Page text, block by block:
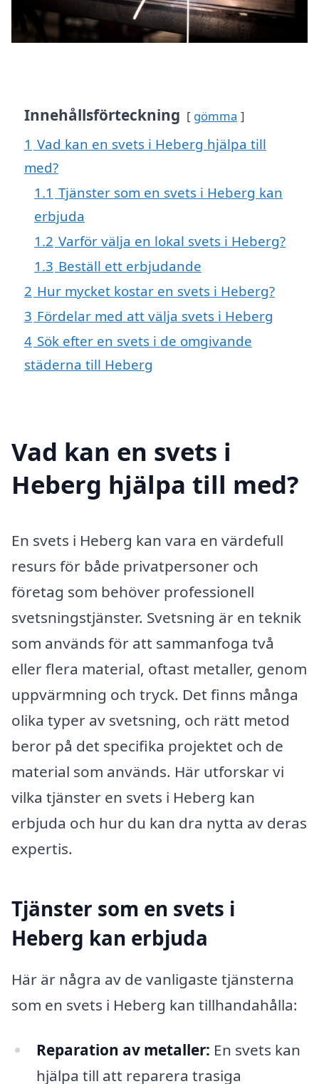
Innehållsförteckning gömma
1 Vad kan en svets i Heberg hjälpa till
med?
1.1 Tjänster som en svets i Heberg kan
erbjuda
1.2 Varför välja en lokal svets i Heberg?
1.3 Beställ ett erbjudande
2 Hur mycket kostar en svets i Heberg?
3 Fördelar med att välja svets i Heberg
4 Sök efter en svets i de omgivande
städerna till Heberg
Vad kan en svets i
Heberg hjälpa till med?
En svets i Heberg kan vara en värdefull
resurs för både privatpersoner och
företag som behöver professionell
svetsningstjänster. Svetsning är en teknik
som används för att sammanfoga två
eller flera material, oftast metaller, genom
uppvärmning och tryck. Det finns många
olika typer av svetsning, och rätt metod
beror på det specifika projektet och de
material som används. Här utforskar vi
vilka tjänster en svets i Heberg kan
erbjuda och hur du kan dra nytta av deras
expertis.
Tjänster som en svets i
Heberg kan erbjuda
Här är några av de vanligaste tjänsterna
som en svets i Heberg kan tillhandahålla:
Reparation av metaller: En svets kan
hjälpa till att reparera trasiga